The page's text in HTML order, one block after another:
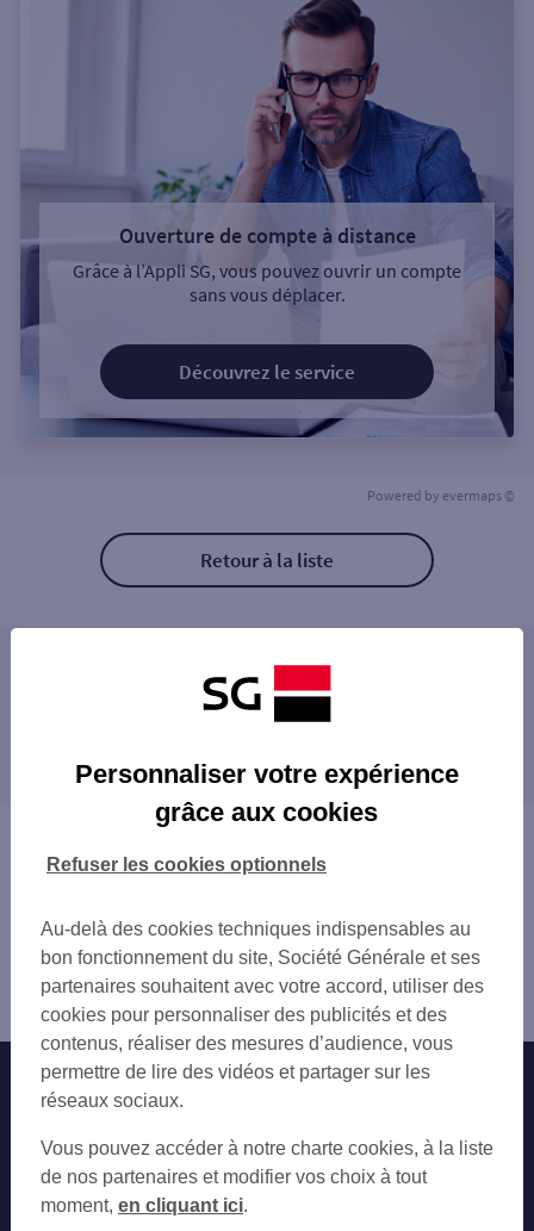
Ouverture de compte à distance
Grâce à l’Appli SG, vous pouvez ouvrir un compte
sans vous déplacer.
Découvrez le service
Powered by evermaps ©
Retour à la liste
Les distributeurs/automates à proximité
LONGWY PL DU GAL LECLERC
HERSERANGE 114 RUE DE PARIS
HUSSIGNY GODBRANGE
proximité
Vous êtes ici : Accueil
Trouver une agence bancaire
Meurthe-et-Moselle
Longuyon
Distributeur/automate LONGUYON 48 RUE DE
DEAUVILLE
Nos engagements Nous contacter
Autres sites SG
Professionnels
Entreprises
Personnaliser votre expérience
grâce aux cookies
Au-delà des cookies techniques indispensables au
bon fonctionnement du site, Société Générale et ses
partenaires souhaitent avec votre accord, utiliser des
cookies pour personnaliser des publicités et des
contenus, réaliser des mesures d’audience, vous
permettre de lire des vidéos et partager sur les
réseaux sociaux.
Vous pouvez accéder à notre charte cookies, à la liste
de nos partenaires et modifier vos choix à tout
moment, en cliquant ici.
Refuser les cookies optionnels